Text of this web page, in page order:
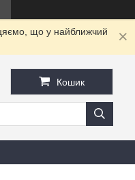
що у найближчий
Кошик